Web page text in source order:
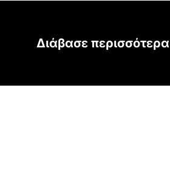
Διάβασε περισσότερα